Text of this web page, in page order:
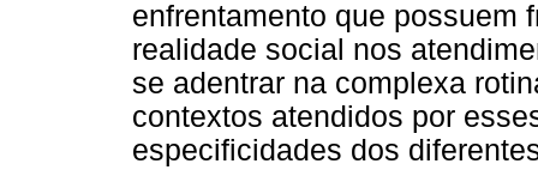
enfrentamento que possuem
realidade social nos
se adentrar na complexa
contextos atendidos por
especificidades dos